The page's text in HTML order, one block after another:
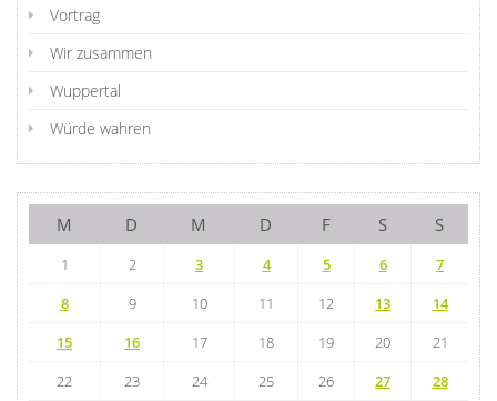
Vortrag
Wir zusammen
Wuppertal
Würde wahren
M D M D F S S
1 2 3 4 5 6
7
8
9 10 11 12 13
14
15
16 17 18 19 20
21
22
23 24 25 26 27
28